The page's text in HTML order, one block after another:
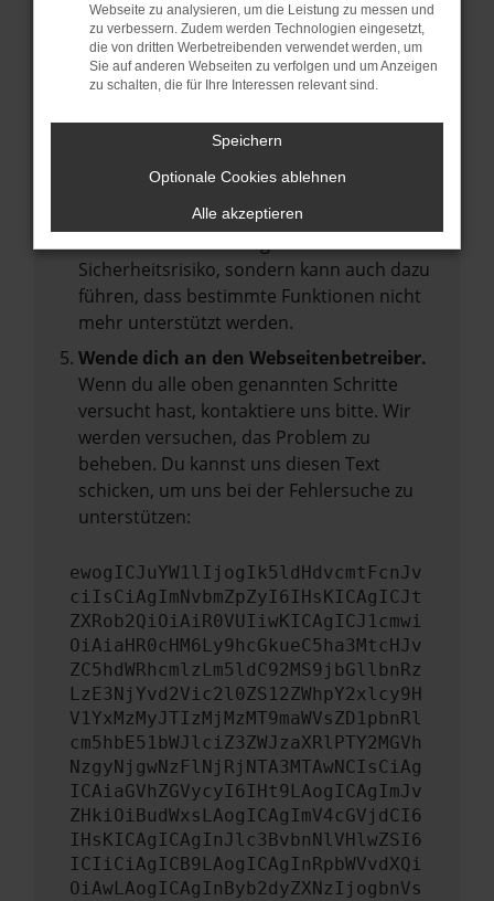
anderen Browser oder in einem privaten
Fenster?
Starte dein Gerät neu.
vorübergehende Probleme zu beheben.
Betriebssystem auf dem neuesten Stand
Veraltete Software birgt nicht nur ein
Sicherheitsrisiko, sondern kann auch dazu
führen, dass bestimmte Funktionen nicht
mehr unterstützt werden.
Wende dich an den Webseitenbetreiber.
Wenn du alle oben genannten Schritte
versucht hast, kontaktiere uns bitte. Wir
werden versuchen, das Problem zu
beheben. Du kannst uns diesen Text
schicken, um uns bei der Fehlersuche zu
unterstützen:
ewogICJuYW1lIjogIk5ldHdvcmtFcnJv
ciIsCiAgImNvbmZpZyI6IHsKICAgICJt
ZXRob2QiOiAiR0VUIiwKICAgICJ1cmwi
OiAiaHR0cHM6Ly9hcGkueC5ha3MtcHJv
ZC5hdWRhcmlzLm5ldC92MS9jbGllbnRz
LzE3NjYvd2Vic2l0ZS12ZWhpY2xlcy9H
V1YxMzMyJTIzMjMzMT9maWVsZD1pbnRl
cm5hbE51bWJlciZ3ZWJzaXRlPTY2MGVh
NzgyNjgwNzFlNjRjNTA3MTAwNCIsCiAg
ICAiaGVhZGVycyI6IHt9LAogICAgImJv
ZHkiOiBudWxsLAogICAgImV4cGVjdCI6
IHsKICAgICAgInJlc3BvbnNlVHlwZSI6
ICIiCiAgICB9LAogICAgInRpbWVvdXQi
OiAwLAogICAgInByb2dyZXNzIjogbnVs
Webseite zu analysieren, um die Leistung zu messen und
zu verbessern. Zudem werden Technologien eingesetzt,
die von dritten Werbetreibenden verwendet werden, um
Sie auf anderen Webseiten zu verfolgen und um Anzeigen
zu schalten, die für Ihre Interessen relevant sind.
Speichern
Optionale Cookies ablehnen
Alle akzeptieren